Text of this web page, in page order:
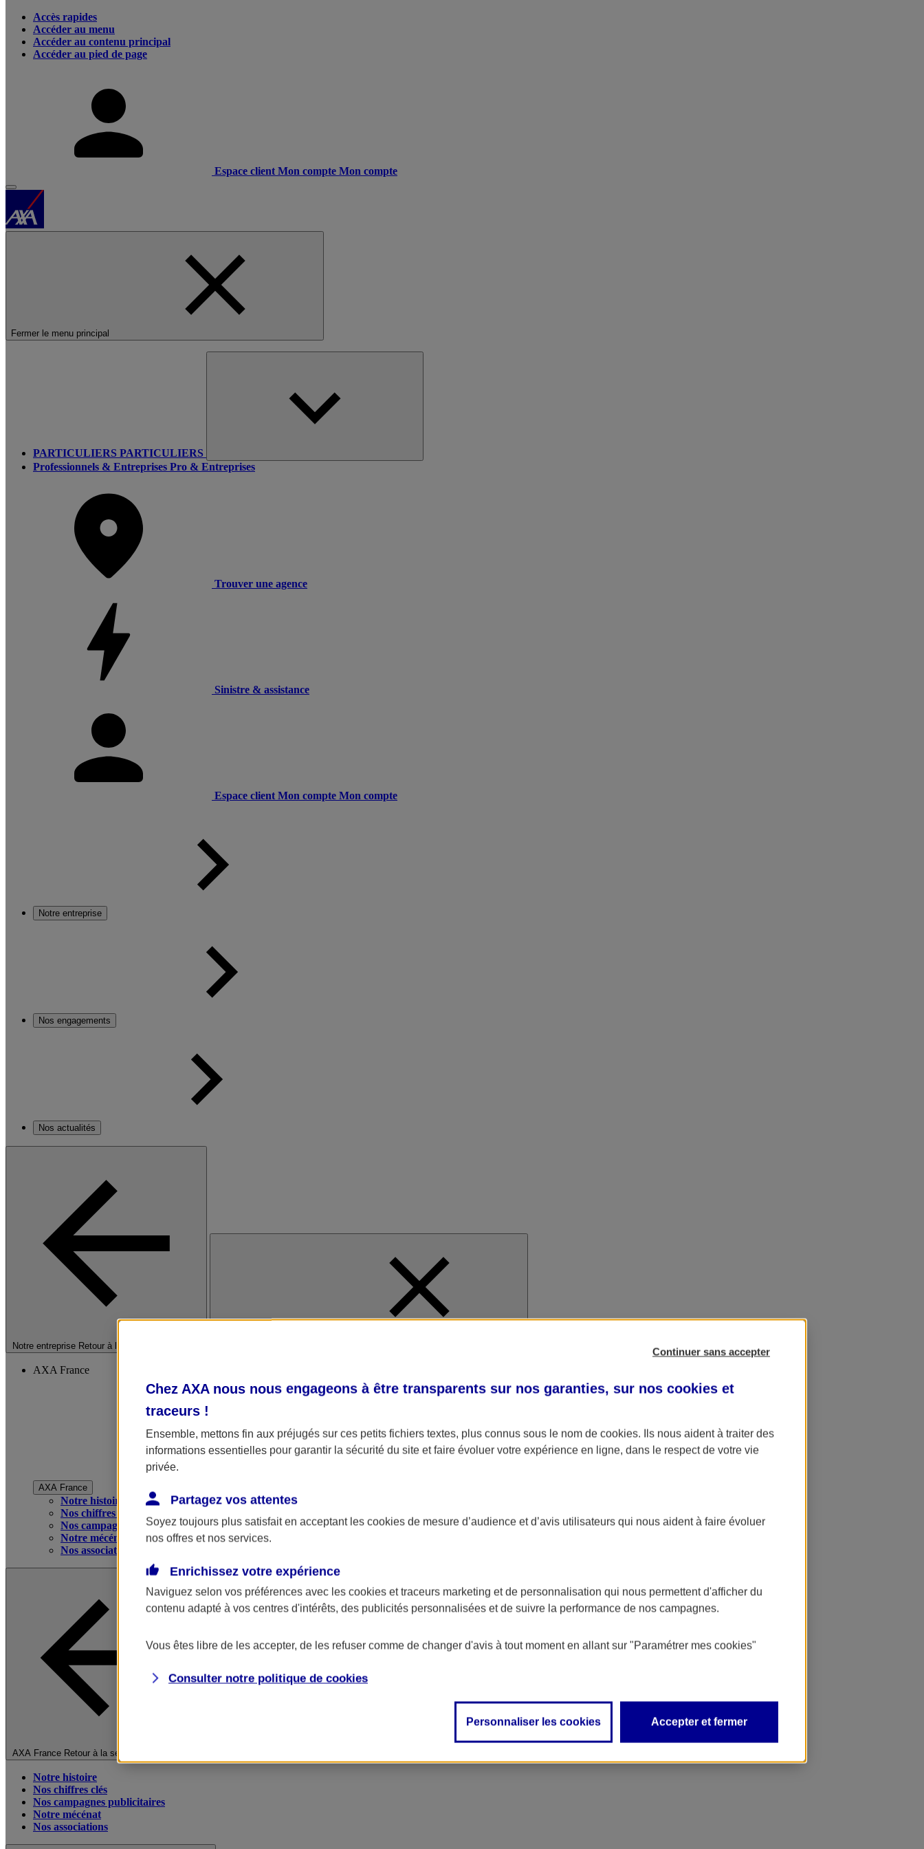
Accès rapides
Accéder au menu
Accéder au contenu principal
Accéder au pied de page
Espace client Mon compte Mon compte
Fermer le menu principal
PARTICULIERS PARTICULIERS
Professionnels & Entreprises Pro & Entreprises
Trouver une agence
Sinistre & assistance
Espace client Mon compte Mon compte
Notre entreprise
Nos engagements
Nos actualités
Notre entreprise Retour à la section précédente
AXA France
AXA France
Notre histoire
Nos chiffres clés
Nos campagnes publicitaires
Notre mécénat
Nos associations
AXA France Retour à la section précédente
Notre histoire
Nos chiffres clés
Nos campagnes publicitaires
Notre mécénat
Nos associations
Continuer sans accepter
Chez AXA nous nous engageons à être transparents sur nos garanties, sur nos cookies et
traceurs !
Ensemble, mettons fin aux préjugés sur ces petits fichiers textes, plus connus sous le nom de cookies. Ils nous aident à traiter des
informations essentielles pour garantir la sécurité du site et faire évoluer votre expérience en ligne, dans le respect de votre vie
privée.
Partagez vos attentes
Soyez toujours plus satisfait en acceptant les cookies de mesure d’audience et d’avis utilisateurs qui nous aident à faire évoluer
nos offres et nos services.
Enrichissez votre expérience
Naviguez selon vos préférences avec les cookies et traceurs marketing et de personnalisation qui nous permettent d'afficher du
contenu adapté à vos centres d'intérêts, des publicités personnalisées et de suivre la performance de nos campagnes.
Vous êtes libre de les accepter, de les refuser comme de changer d'avis à tout moment en allant sur "Paramétrer mes cookies"
Consulter notre politique de cookies
Personnaliser les cookies Accepter et fermer